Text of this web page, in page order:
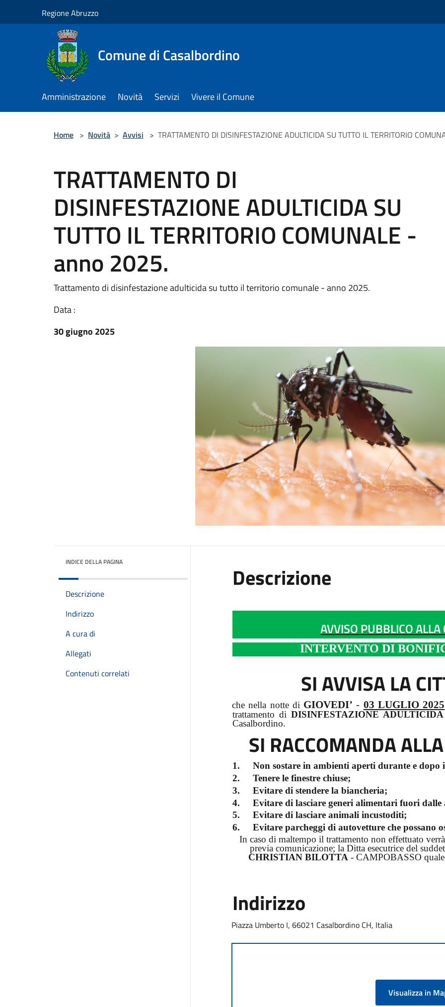
Regione Abruzzo
Comune di Casalbordino
Amministrazione Novità Servizi Vivere il Comune
Home > Novità > Avvisi > TRATTAMENTO DI DISINFESTAZIONE ADULTICIDA SU TUTTO IL TERRITORIO
TRATTAMENTO DI
DISINFESTAZIONE ADULTICIDA SU
TUTTO IL TERRITORIO COMUNALE -
anno 2025.
Trattamento di disinfestazione adulticida su tutto il territorio comunale - anno 2025.
Data :
30 giugno 2025
INDICE DELLA PAGINA
Descrizione
Indirizzo
A cura di
Allegati
Contenuti correlati
Descrizione
AVVISO PUBBLICO
INTERVENTO DI
SI AVVISA LA
che nella notte di GIOVEDI’ - 03 LUGLIO 2025
trattamento di DISINFESTAZIONE ADULTICIDA
Casalbordino.
SI RACCOMANDA
1.
Non sostare in ambienti aperti durante e
2.
Tenere le finestre chiuse;
3.
Evitare di stendere la biancheria;
4.
Evitare di lasciare generi alimentari fuori
5.
Evitare di lasciare animali incustoditi;
6.
Evitare parcheggi di autovetture che possano
In caso di maltempo il trattamento non effettuato
previa comunicazione; la Ditta esecutrice del
CHRISTIAN BILOTTA - CAMPOBASSO
Indirizzo
Piazza Umberto I, 66021 Casalbordino CH, Italia
Visualizza in